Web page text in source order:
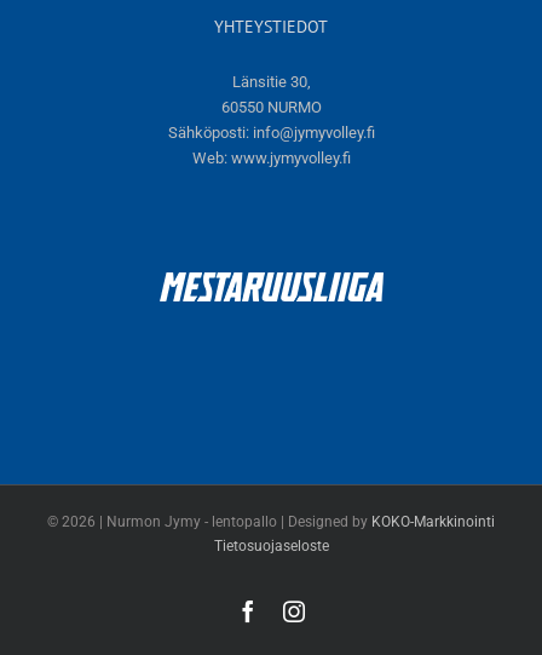
YHTEYSTIEDOT
Länsitie 30,
60550 NURMO
Sähköposti: info@jymyvolley.fi
Web: www.jymyvolley.fi
© 2026 | Nurmon Jymy - lentopallo | Designed by KOKO-Markkinointi
Tietosuojaseloste
FacebookInstagram